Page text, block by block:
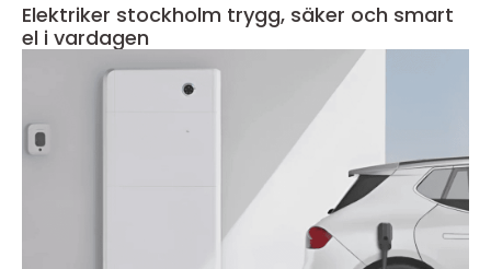
Elektriker stockholm trygg, säker och smart
el i vardagen